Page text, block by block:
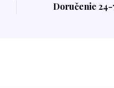
Doručenie